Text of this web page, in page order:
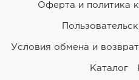
Оферта и политика
Условия обмена и
Каталог